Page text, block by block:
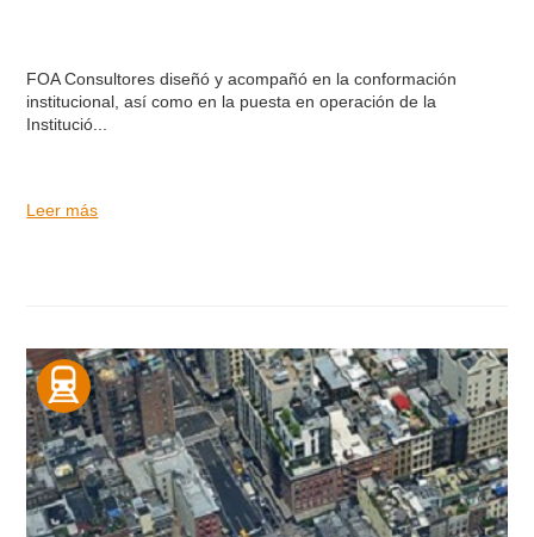
FOA Consultores diseñó y acompañó en la conformación
institucional, así como en la puesta en operación de la
Institució...
Leer más